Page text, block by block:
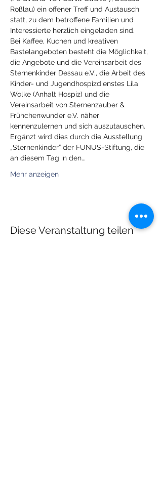
Roßlau) ein offener Treff und Austausch
statt, zu dem betroffene Familien und
Interessierte herzlich eingeladen sind.
Bei Kaffee, Kuchen und kreativen
Bastelangeboten besteht die Möglichkeit,
die Angebote und die Vereinsarbeit des
Sternenkinder Dessau e.V., die Arbeit des
Kinder- und Jugendhospizdienstes Lila
Wolke (Anhalt Hospiz) und die
Vereinsarbeit von Sternenzauber &
Frühchenwunder e.V. näher
kennenzulernen und sich auszutauschen.
Ergänzt wird dies durch die Ausstellung
„Sternenkinder“ der FUNUS-Stiftung, die
an diesem Tag in den…
Mehr anzeigen
Diese Veranstaltung teilen